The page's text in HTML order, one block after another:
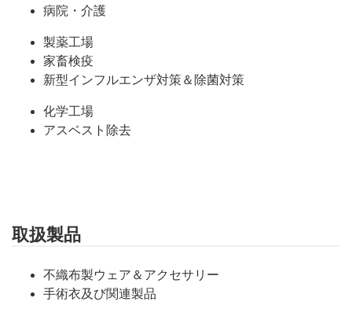
病院・介護
製薬工場
家畜検疫
新型インフルエンザ対策＆除菌対策
化学工場
アスベスト除去
取扱製品
不織布製ウェア＆アクセサリー
手術衣及び関連製品